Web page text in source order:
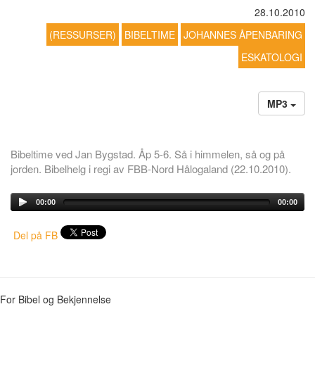
28.10.2010
(RESSURSER)
BIBELTIME JOHANNES ÅPENBARING
ESKATOLOGI
MP3
Bibeltime ved Jan Bygstad. Åp 5-6. Så i himmelen, så og på
jorden. Bibelhelg i regi av FBB-Nord Hålogaland (22.10.2010).
00:00 00:00
Del på FB
For Bibel og Bekjennelse